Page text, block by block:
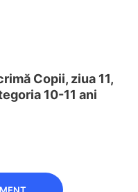
Copii, ziua 11,
10-11 ani